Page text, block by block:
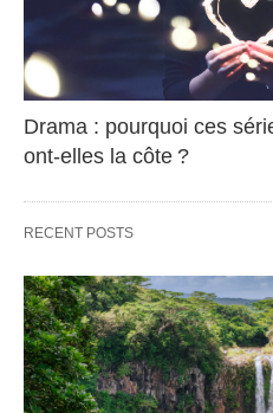
Drama : pourquoi ces
ont-elles la côte ?
RECENT POSTS